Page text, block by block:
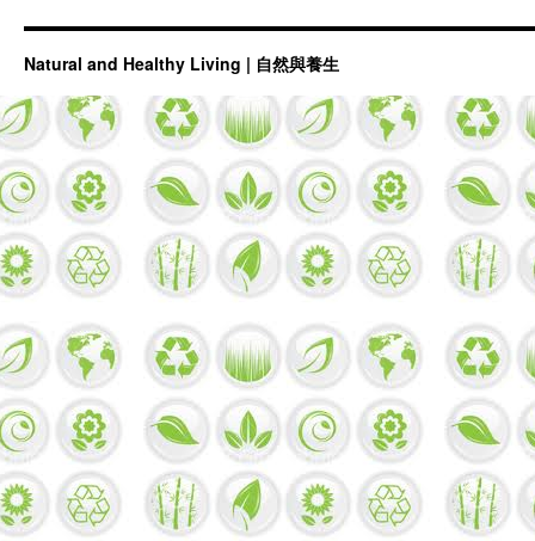
Natural and Healthy Living | 自然與養生